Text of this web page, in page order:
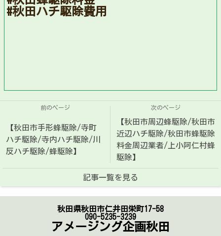
#秋田ハチ駆除費用
前のページ
【秋田市手形蜂駆除/寺町
ハチ駆除/寺内ハチ駆除/川
反ハチ駆除/蜂駆除】
次のページ
【秋田市周辺蜂駆除/秋田市
近辺ハチ駆除/秋田市蜂駆除
料金周辺業者/上小阿仁村蜂
駆除】
記事一覧を見る
秋田県秋田市仁井田栄町17-58
090-5235-3239
アメージング企画秋田